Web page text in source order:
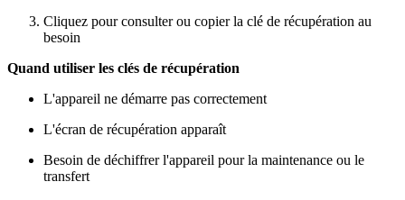
Cliquez pour consulter ou copier la clé de récupération au
besoin
Quand utiliser les clés de récupération
L'appareil ne démarre pas correctement
L'écran de récupération apparaît
Besoin de déchiffrer l'appareil pour la maintenance ou le
transfert